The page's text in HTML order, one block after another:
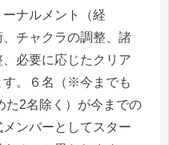
ナルメント（経
チャクラの調整、諸
必要に応じたクリア
す。６名（※今までも
た2名除く）が今までの
ンバーとしてスター